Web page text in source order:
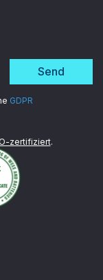
Send
GDPR
zertifiziert.